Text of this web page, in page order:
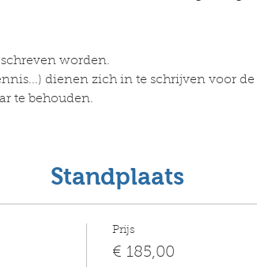
worden.
dienen zich in te schrijven voor de
te behouden.
Standplaats
Prijs
€ 185,00